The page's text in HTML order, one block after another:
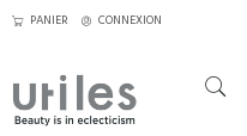
PANIER CONNEXION